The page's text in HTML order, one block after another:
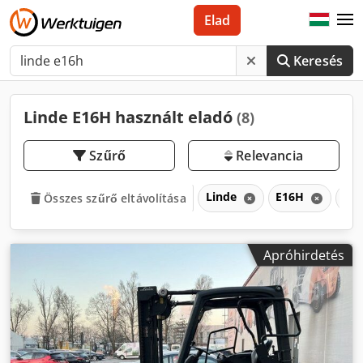
Keresés
Elad
Linde E16H használt eladó (8)
Szűrő Relevancia
Összes szűrő eltávolítása Linde E16H
Apróhirdetés